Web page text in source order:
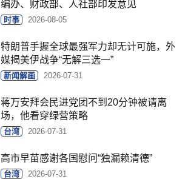
编办、财政部、人社部印发意见
时事 2026-08-05
特朗普手握全球最强军力却无计可施，外
媒揭美伊战争“无解三选一”
新闻解画 2026-07-31
蒋万安拜会民进党团不到20分钟被请离
场，他看穿绿营策略
台湾 2026-07-31
高市早苗感谢各国慰问“独漏赖清德”
台湾 2026-07-31